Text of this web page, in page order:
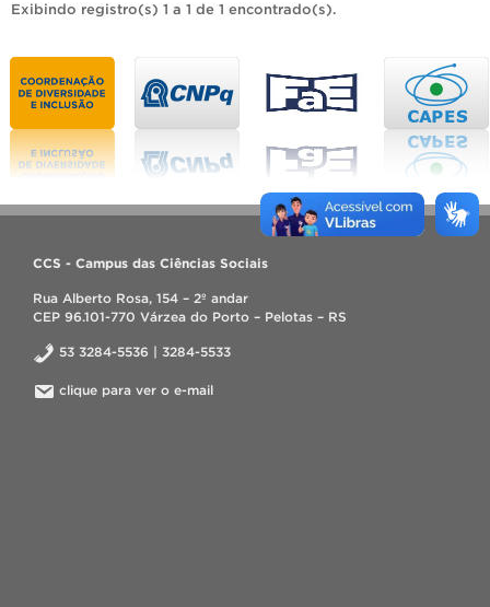
Exibindo registro(s) 1 a 1 de 1 encontrado(s).
CCS - Campus das Ciências Sociais
Rua Alberto Rosa, 154 – 2º andar
CEP 96.101-770 Várzea do Porto – Pelotas – RS
53 3284-5536 | 3284-5533
clique para ver o e-mail